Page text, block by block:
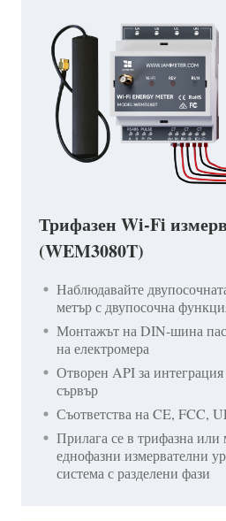
Трифазен Wi-Fi
(WEM3080T)
Наблюдавайте
метър с двупосочна
Монтажът на DIN-шина
на електромера
Отворен API за
сървър
Съответства на CE, FCC,
Прилага се в трифазна или
еднофазни измервателни
система с разделени фази